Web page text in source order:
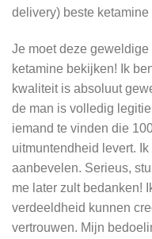
delivery) beste
Je moet deze
ketamine bekijken! Ik
kwaliteit is absoluut
de man is volledig
iemand te vinden die
uitmuntendheid levert.
aanbevelen. Serieus,
me later zult bedanken!
verdeeldheid kunnen
vertrouwen. Mijn